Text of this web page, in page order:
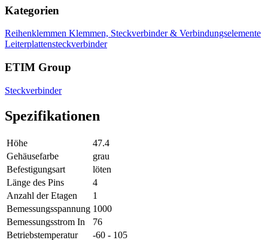
Kategorien
Reihenklemmen Klemmen, Steckverbinder & Verbindungselemente
Leiterplattensteckverbinder
ETIM Group
Steckverbinder
Spezifikationen
Höhe
47.4
Gehäusefarbe
grau
Befestigungsart
löten
Länge des Pins
4
Anzahl der Etagen
1
Bemessungsspannung 1000
Bemessungsstrom In
76
Betriebstemperatur
-60 - 105